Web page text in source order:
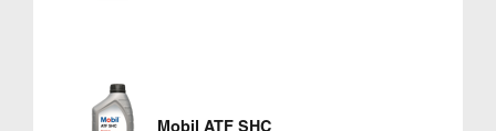
Mobil ATF SHC